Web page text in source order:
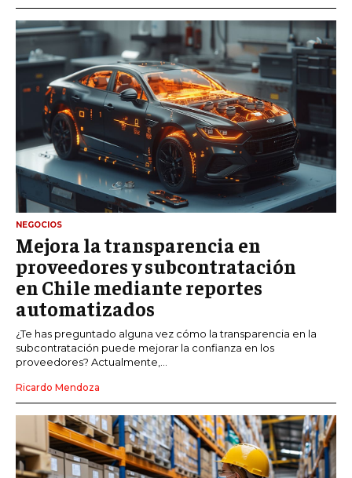
NEGOCIOS
Mejora la transparencia en
proveedores y subcontratación
en Chile mediante reportes
automatizados
¿Te has preguntado alguna vez cómo la transparencia en la
subcontratación puede mejorar la confianza en los
proveedores? Actualmente,...
Ricardo Mendoza